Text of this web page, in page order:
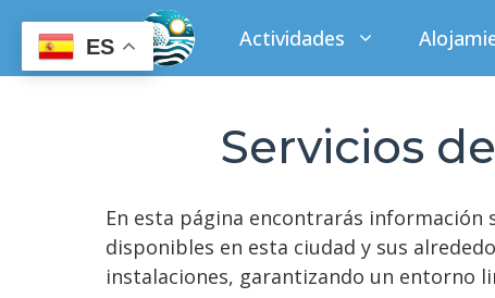
contenido
Actividades
Servicios
En esta página encontrarás información
disponibles en esta ciudad y sus
instalaciones, garantizando un entorno
ES